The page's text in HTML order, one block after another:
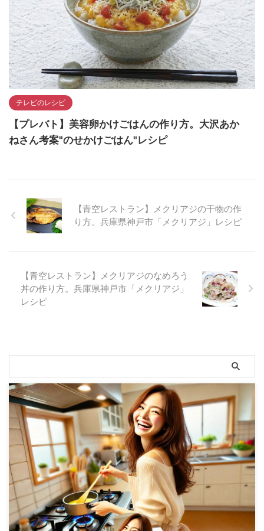
テレビのレシピ
【プレバト】美容卵かけごはんの作り方。大沢あか
ねさん考案"のせかけごはん"レシピ
【青空レストラン】メクリアジの干物の作
り方。兵庫県神戸市「メクリアジ」レシピ
【青空レストラン】メクリアジのなめろう
丼の作り方。兵庫県神戸市「メクリアジ」
レシピ